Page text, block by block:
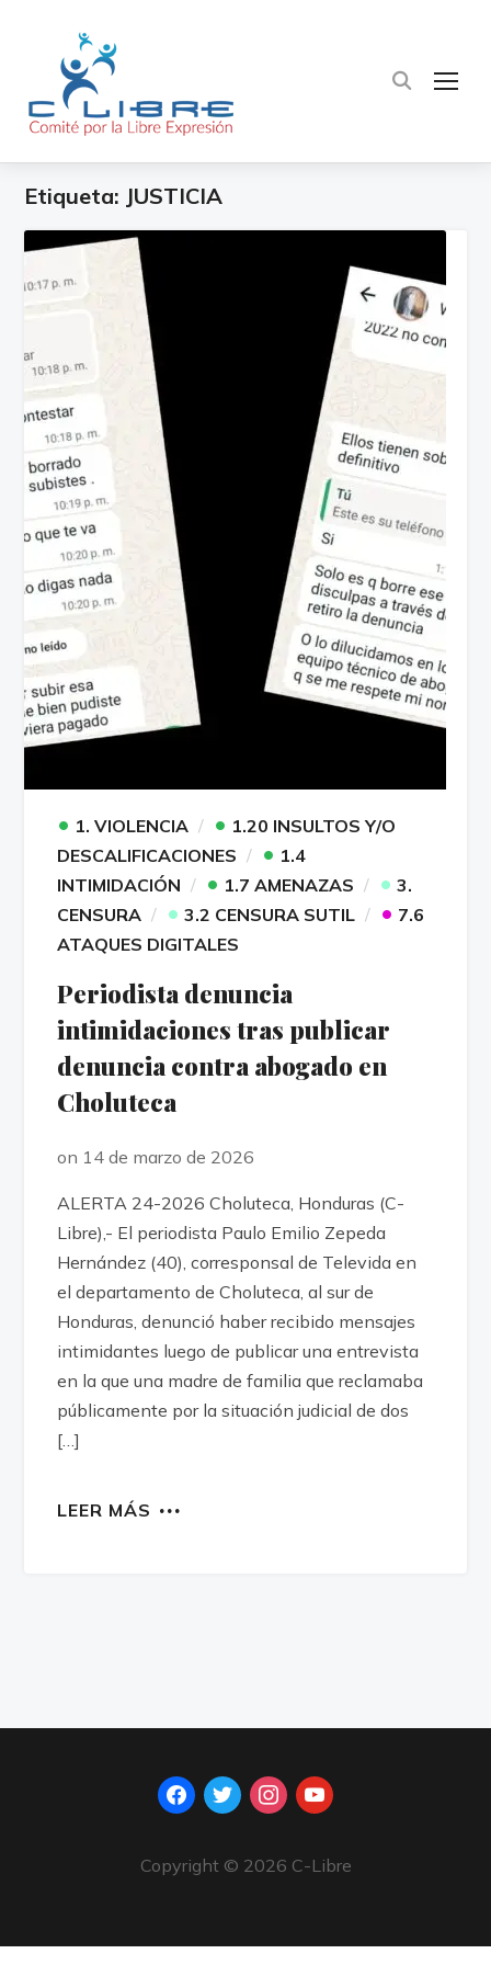
Etiqueta: JUSTICIA
• 1. VIOLENCIA • 1.20 INSULTOS Y/O
DESCALIFICACIONES
• 1.4
INTIMIDACIÓN
• 1.7 AMENAZAS • 3.
CENSURA
• 3.2 CENSURA SUTIL • 7.6
ATAQUES DIGITALES
Periodista denuncia
intimidaciones tras publicar
denuncia contra abogado en
Choluteca
on 14 de marzo de 2026
ALERTA 24-2026 Choluteca, Honduras (C-
Libre),- El periodista Paulo Emilio Zepeda
Hernández (40), corresponsal de Televida en
el departamento de Choluteca, al sur de
Honduras, denunció haber recibido mensajes
intimidantes luego de publicar una entrevista
en la que una madre de familia que reclamaba
públicamente por la situación judicial de dos
[…]
LEER MÁS
facebook
twitterinstagram
youtube
Copyright © 2026 C-Libre